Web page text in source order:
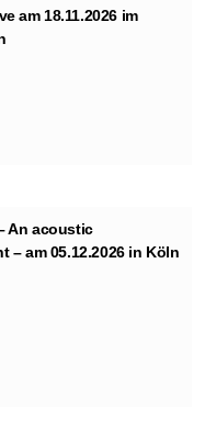
am 18.11.2026 im
An acoustic
– am 05.12.2026 in Köln